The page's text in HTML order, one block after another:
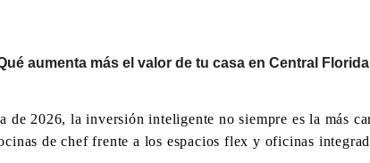
aumenta más el valor de tu casa en Central
2026, la inversión inteligente no siempre es la más
de chef frente a los espacios flex y oficinas